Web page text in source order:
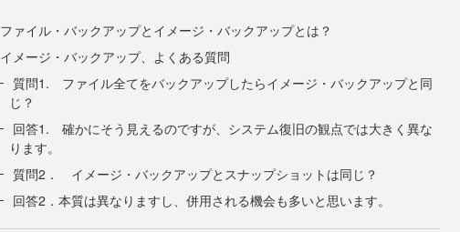
ファイル・バックアップとイメージ・バックアップとは？
イメージ・バックアップ、よくある質問
質問1. ファイル全てをバックアップしたらイメージ・バックアップと同
じ？
回答1. 確かにそう見えるのですが、システム復旧の観点では大きく異な
ります。
質問2． イメージ・バックアップとスナップショットは同じ？
回答2．本質は異なりますし、併用される機会も多いと思います。